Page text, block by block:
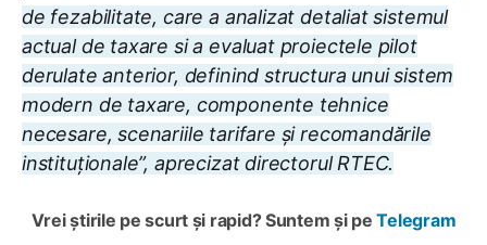
de fezabilitate, care a analizat detaliat sistemul
actual de taxare si a evaluat proiectele pilot
derulate anterior, definind structura unui sistem
modern de taxare, componente tehnice
necesare, scenariile tarifare și recomandările
instituționale”, aprecizat directorul RTEC.
Vrei știrile pe scurt și rapid? Suntem și peTelegram